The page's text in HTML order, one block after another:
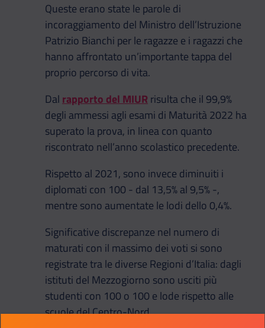
Queste erano state le parole di
incoraggiamento del Ministro dell’Istruzione
Patrizio Bianchi per le ragazze e i ragazzi che
hanno affrontato un’importante tappa del
proprio percorso di vita.
Dal rapporto del MIUR risulta che il 99,9%
degli ammessi agli esami di Maturità 2022 ha
superato la prova, in linea con quanto
riscontrato nell’anno scolastico precedente.
Rispetto al 2021, sono invece diminuiti i
diplomati con 100 - dal 13,5% al 9,5% -,
mentre sono aumentate le lodi dello 0,4%.
Significative discrepanze nel numero di
maturati con il massimo dei voti si sono
registrate tra le diverse Regioni d’Italia: dagli
istituti del Mezzogiorno sono usciti più
studenti con 100 o 100 e lode rispetto alle
scuole del Centro-Nord.